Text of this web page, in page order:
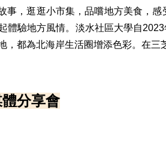
事，逛逛小市集，品嚐地方美食，
體驗地方風情。淡水社區大學自
，都為北海岸生活圈增添色彩。在
分享會